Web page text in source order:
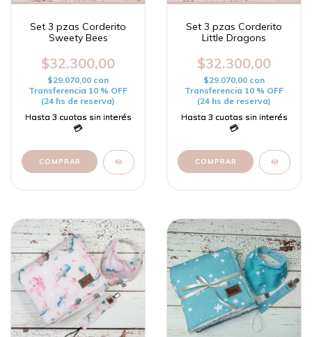
Set 3 pzas Corderito
Sweety Bees
$32.300,00
$29.070,00 con
Transferencia 10 % OFF
(24 hs de reserva)
Set 3 pzas Corderito
Little Dragons
$32.300,00
$29.070,00 con
Transferencia 10 % OFF
(24 hs de reserva)